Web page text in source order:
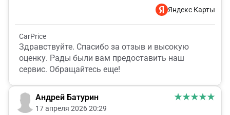
Яндекс Карты
CarPrice
Здравствуйте. Спасибо за отзыв и высокую
оценку. Рады были вам предоставить наш
сервис. Обращайтесь еще!
Андрей Батурин
17 апреля 2026 20:29